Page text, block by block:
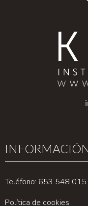
Teléfono: 653 548 015
Política de cookies